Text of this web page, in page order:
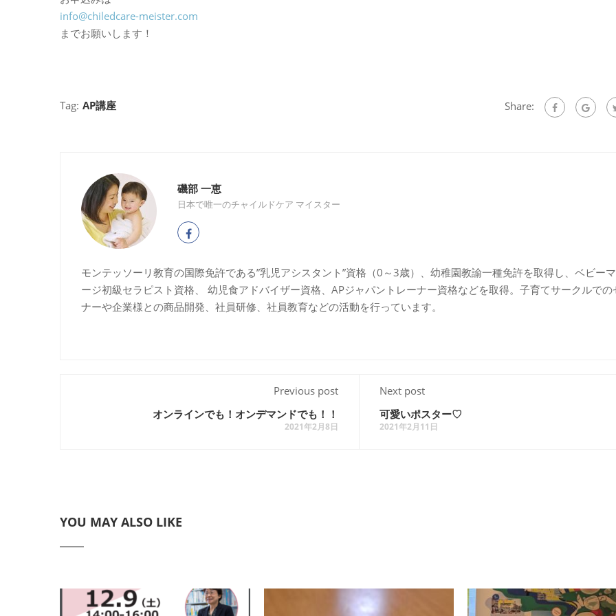
info@chiledcare-meister.com
までお願いします！
Tag: AP講座 Share:
磯部 一恵
日本で唯一のチャイルドケア マイスター
モンテッソーリ教育の国際免許である”乳児アシスタント”資格（0～3歳）、幼稚園教諭一種免許を取得し、ベビー
ージ初級セラピスト資格、 幼児食アドバイザー資格、APジャパントレーナー資格などを取得。子育てサークルでの
ナーや企業様との商品開発、社員研修、社員教育などの活動を行っています。
Previous post
オンラインでも！オンデマンドでも！！
2021年2月8日
Next post
可愛いポスター♡
2021年2月11日
YOU MAY ALSO LIKE